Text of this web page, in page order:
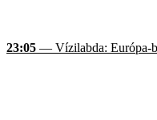
23:05 — Vízilabda: Európa-